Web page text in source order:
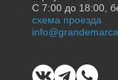
С 7:00 до 18:00,
схема проезда